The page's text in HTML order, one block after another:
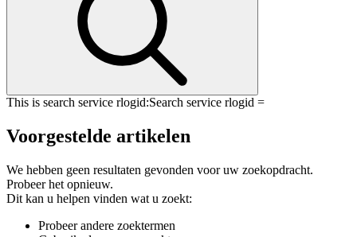
This is search service rlogid:Search service rlogid =
Voorgestelde artikelen
We hebben geen resultaten gevonden voor uw zoekopdracht.
Probeer het opnieuw.
Dit kan u helpen vinden wat u zoekt:
Probeer andere zoektermen